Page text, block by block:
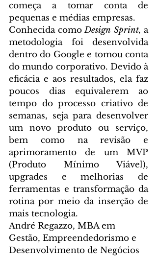
começa a tomar conta de
pequenas e médias empresas.
Conhecida como Design Sprint, a
metodologia foi desenvolvida
dentro do Google e tomou conta
do mundo corporativo. Devido à
eficácia e aos resultados, ela faz
poucos dias equivalerem ao
tempo do processo criativo de
semanas, seja para desenvolver
um novo produto ou serviço,
bem como na revisão e
aprimoramento de um MVP
(Produto Mínimo Viável),
upgrades e melhorias de
ferramentas e transformação da
rotina por meio da inserção de
mais tecnologia.
André Regazzo, MBA em
Gestão, Empreendedorismo e
Desenvolvimento de Negócios